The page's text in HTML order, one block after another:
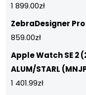
1 899.00zł
ZebraDesigner Pro
859.00zł
Apple Watch SE 2
ALUM/STARL
1 401.99zł